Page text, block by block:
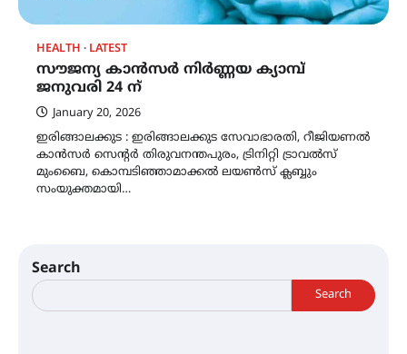
HEALTH LATEST
സൗജന്യ കാൻസർ നിർണ്ണയ ക്യാമ്പ്
ജനുവരി 24 ന്
January 20, 2026
ഇരിങ്ങാലക്കുട : ഇരിങ്ങാലക്കുട സേവാഭാരതി, റീജിയണൽ
കാൻസർ സെൻ്റർ തിരുവനന്തപുരം, ട്രിനിറ്റി ട്രാവൽസ്
മുംബൈ, കൊമ്പടിഞ്ഞാമാക്കൽ ലയൺസ് ക്ലബ്ബും
സംയുക്തമായി…
Search
Search